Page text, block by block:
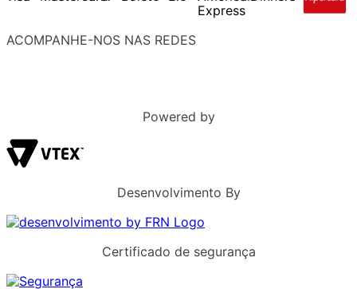
ACOMPANHE-NOS NAS REDES
Powered by
Desenvolvimento By
Certificado de segurança